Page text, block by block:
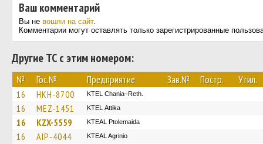
Ваш комментарий
Вы не вошли на сайт.
Комментарии могут оставлять только зарегистрированные
Другие ТС с этим номером:
№ Гос.№ Предприятие Зав.№ Постр. Утил.
16 HKH-8700 KTEL Chania–Reth.
16 MEZ-1451 KΤΕL Αttika
16 KZX-5559 KTEAL Ptolemaida
16 AIP-4044 KTEAL Agrinio